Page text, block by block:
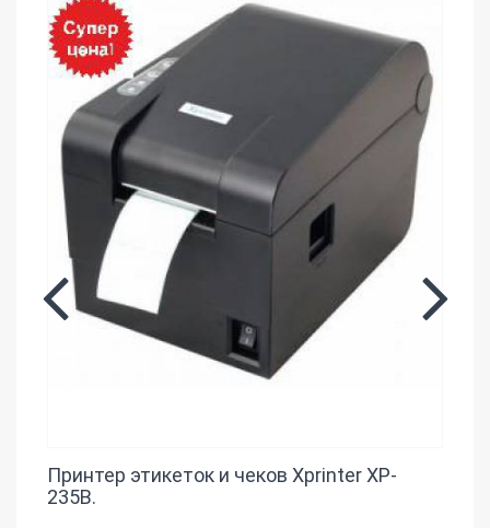
Принтер этикеток и чеков Xprinter XP-
235B.